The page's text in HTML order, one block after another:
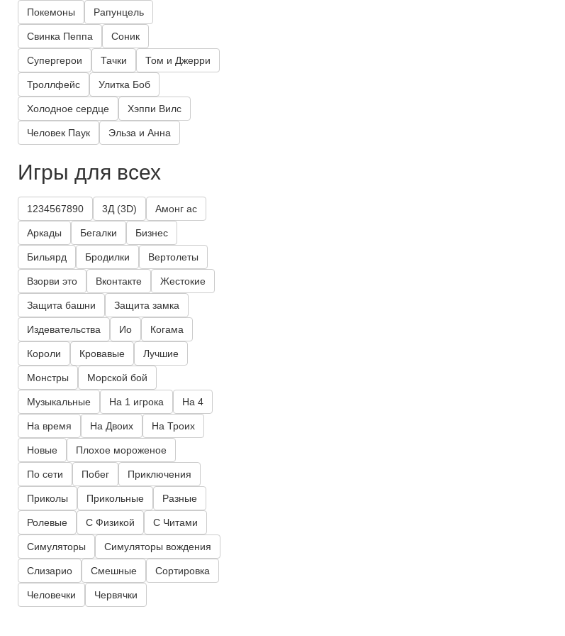
Покемоны Рапунцель
Свинка Пеппа Соник
Супергерои Тачки Том и Джерри
Троллфейс Улитка Боб
Холодное сердце Хэппи Вилс
Человек Паук Эльза и Анна
Игры для всех
1234567890 3Д (3D) Амонг ас
Аркады Бегалки Бизнес
Бильярд Бродилки Вертолеты
Взорви это Вконтакте Жестокие
Защита башни Защита замка
Издевательства Ио Когама
Короли Кровавые Лучшие
Монстры Морской бой
Музыкальные На 1 игрока На 4
На время На Двоих На Троих
Новые Плохое мороженое
По сети Побег Приключения
Приколы Прикольные Разные
Ролевые С Физикой С Читами
Симуляторы Симуляторы вождения
Слизарио Смешные Сортировка
Человечки Червячки